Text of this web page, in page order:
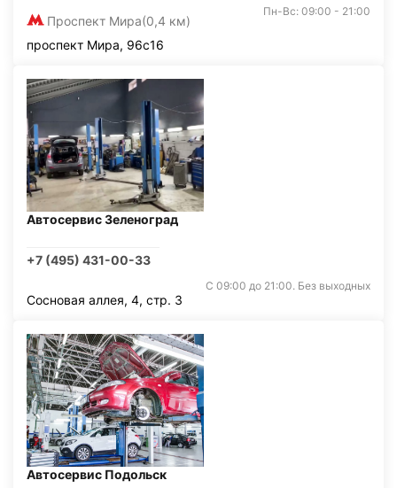
Проспект Мира(0,4 км)
Пн-Вс: 09:00 - 21:00
проспект Мира, 96с16
Автосервис Зеленоград
+7 (495) 431-00-33
С 09:00 до 21:00. Без выходных
Сосновая аллея, 4, стр. 3
Автосервис Подольск